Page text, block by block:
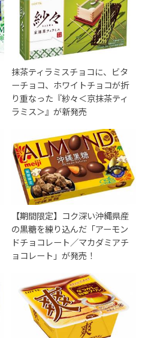
抹茶ティラミスチョコに、ビタ
ーチョコ、ホワイトチョコが折
り重なった『紗々＜京抹茶ティ
ラミス＞』が新発売
【期間限定】コク深い沖縄県産
の黒糖を練り込んだ「アーモン
ドチョコレート／マカダミアチ
ョコレート」が発売！